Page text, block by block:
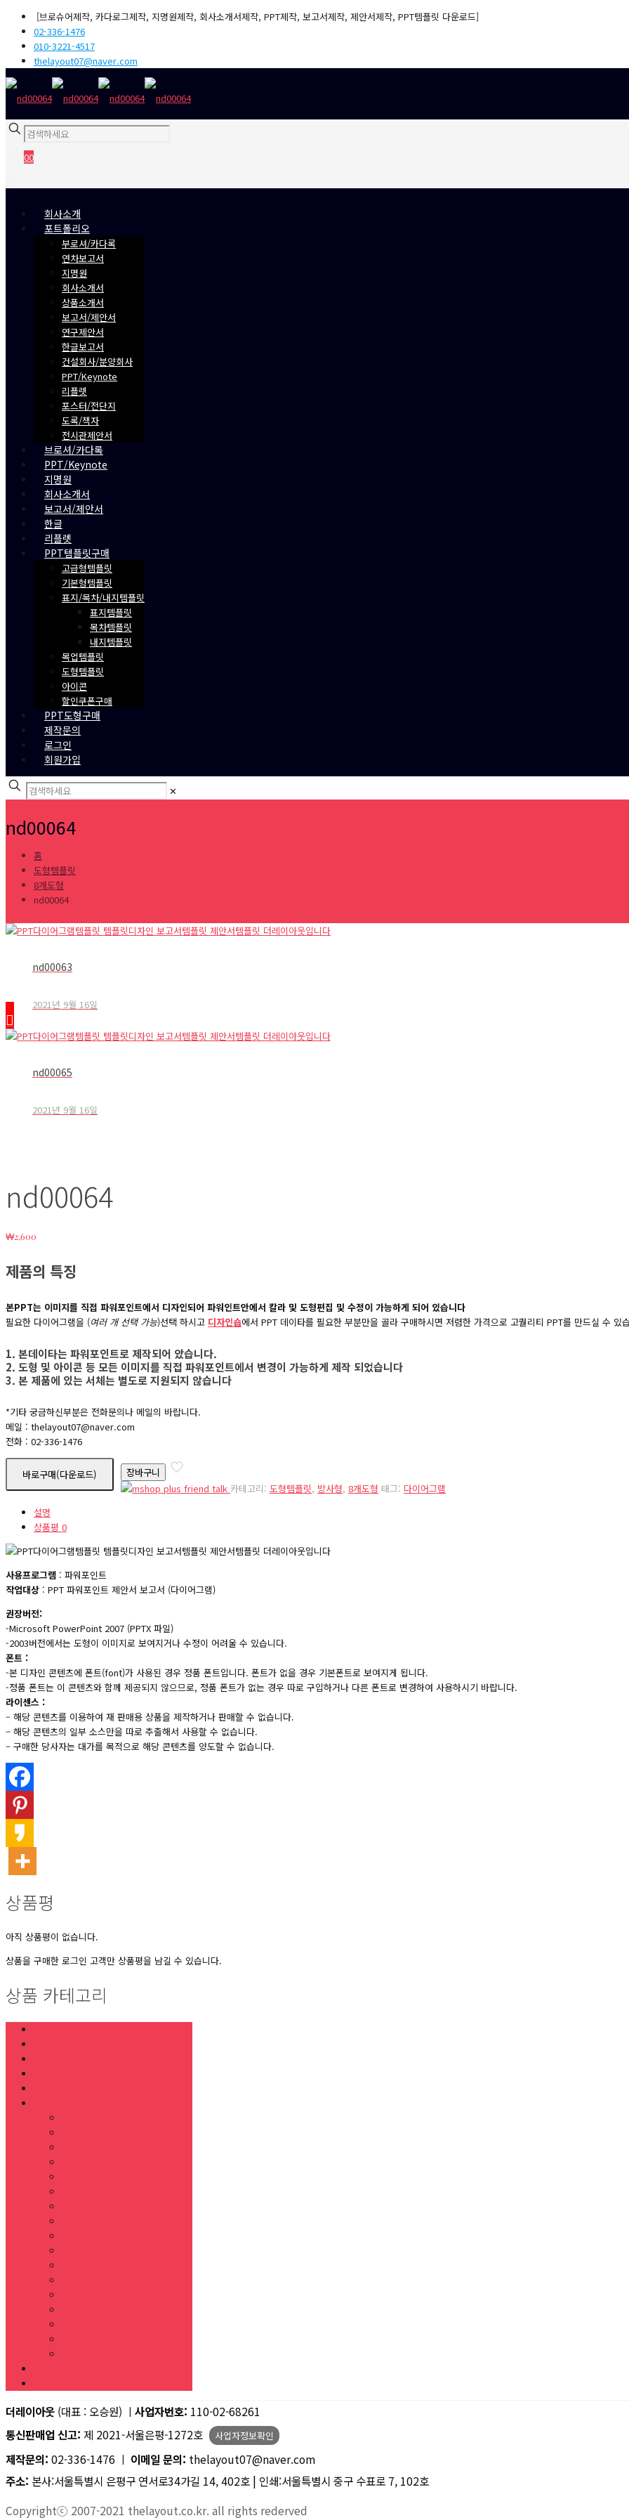
[브로슈어제작, 카다로그제작, 지명원제작, 회사소개서제작, PPT제작, 보고서제작, 제안서제작, PPT템플릿 다운로드]
02-336-1476
010-3221-4517
thelayout07@naver.com
00
회사소개
포트폴리오
부로셔/카다록
연차보고서
지명원
회사소개서
상품소개서
보고서/제안서
연구제안서
한글보고서
건설회사/분양회사
PPT/Keynote
리플렛
포스터/전단지
도록/책자
전시관제안서
브로셔/카다록
PPT/Keynote
지명원
회사소개서
보고서/제안서
한글
리플렛
PPT템플릿구매
고급형템플릿
기본형템플릿
표지/목차/내지템플릿
표지템플릿
목차템플릿
내지템플릿
목업템플릿
도형템플릿
아이콘
할인쿠폰구매
PPT도형구매
제작문의
로그인
회원가입
✕
nd00064
홈
도형템플릿
8개도형
nd00064
nd00063
2021년 9월 16일
nd00065
2021년 9월 16일
nd00064
₩2,600
제품의 특징
본PPT는 이미지를 직접 파워포인트에서 디자인되어 파워인트안에서 칼라 및 도형편집 및 수정이 가능하게 되어 있습니다
필요한 다이어그램을 (여러 개 선택 가능)선택 하시고 디자인숍에서 PPT 데이타를 필요한 부분만을 골라 구매하시면 저렴한 가격으로 고퀄리티 PPT를 만드실 수 있
1. 본데이타는 파워포인트로 제작되어 았습니다.
2. 도형 및 아이콘 등 모든 이미지를 직접 파워포인트에서 변경이 가능하게 제작 되었습니다
3. 본 제품에 있는 서체는 별도로 지원되지 않습니다
*기타 궁금하신부분은 전화문의나 메일의 바랍니다.
메일 : thelayout07@naver.com
전화 : 02-336-1476
바로구매(다운로드)
nd00064
수
량
장바구니
카테고리: 도형템플릿, 방사형, 8개도형 태그: 다이어그램
설명
상품평 0
사용프로그램 : 파워포인트
작업대상 : PPT 파워포인트 제안서 보고서 (다이어그램)
권장버전:
-Microsoft PowerPoint 2007 (PPTX 파일)
-2003버전에서는 도형이 이미지로 보여지거나 수정이 어려울 수 있습니다.
폰트 :
-본 디자인 콘텐츠에 폰트(font)가 사용된 경우 정품 폰트입니다. 폰트가 없을 경우 기본폰트로 보여지게 됩니다.
-정품 폰트는 이 콘텐츠와 함께 제공되지 않으므로, 정품 폰트가 없는 경우 따로 구입하거나 다른 폰트로 변경하여 사용하시기 바랍니다.
라이센스 :
– 해당 콘텐츠를 이용하여 재 판매용 상품을 제작하거나 판매할 수 없습니다.
– 해당 콘텐츠의 일부 소스만을 따로 추출해서 사용할 수 없습니다.
– 구매한 당사자는 대가를 목적으로 해당 콘텐츠를 양도할 수 없습니다.
상품평
아직 상품평이 없습니다.
상품을 구매한 로그인 고객만 상품평을 남길 수 있습니다.
상품 카테고리
더레이아웃 (대표 : 오승원) ㅣ 사업자번호: 110-02-68261
통신판매업 신고: 제 2021-서울은평-1272호 사업자정보확인
제작문의: 02-336-1476 ㅣ 이메일 문의: thelayout07@naver.com
주소: 본사:서울특별시 은평구 연서로34가길 14, 402호 | 인쇄:서울특별시 중구 수표로 7, 102호
Copyrightⓒ 2007-2021 thelayout.co.kr. all rights rederved